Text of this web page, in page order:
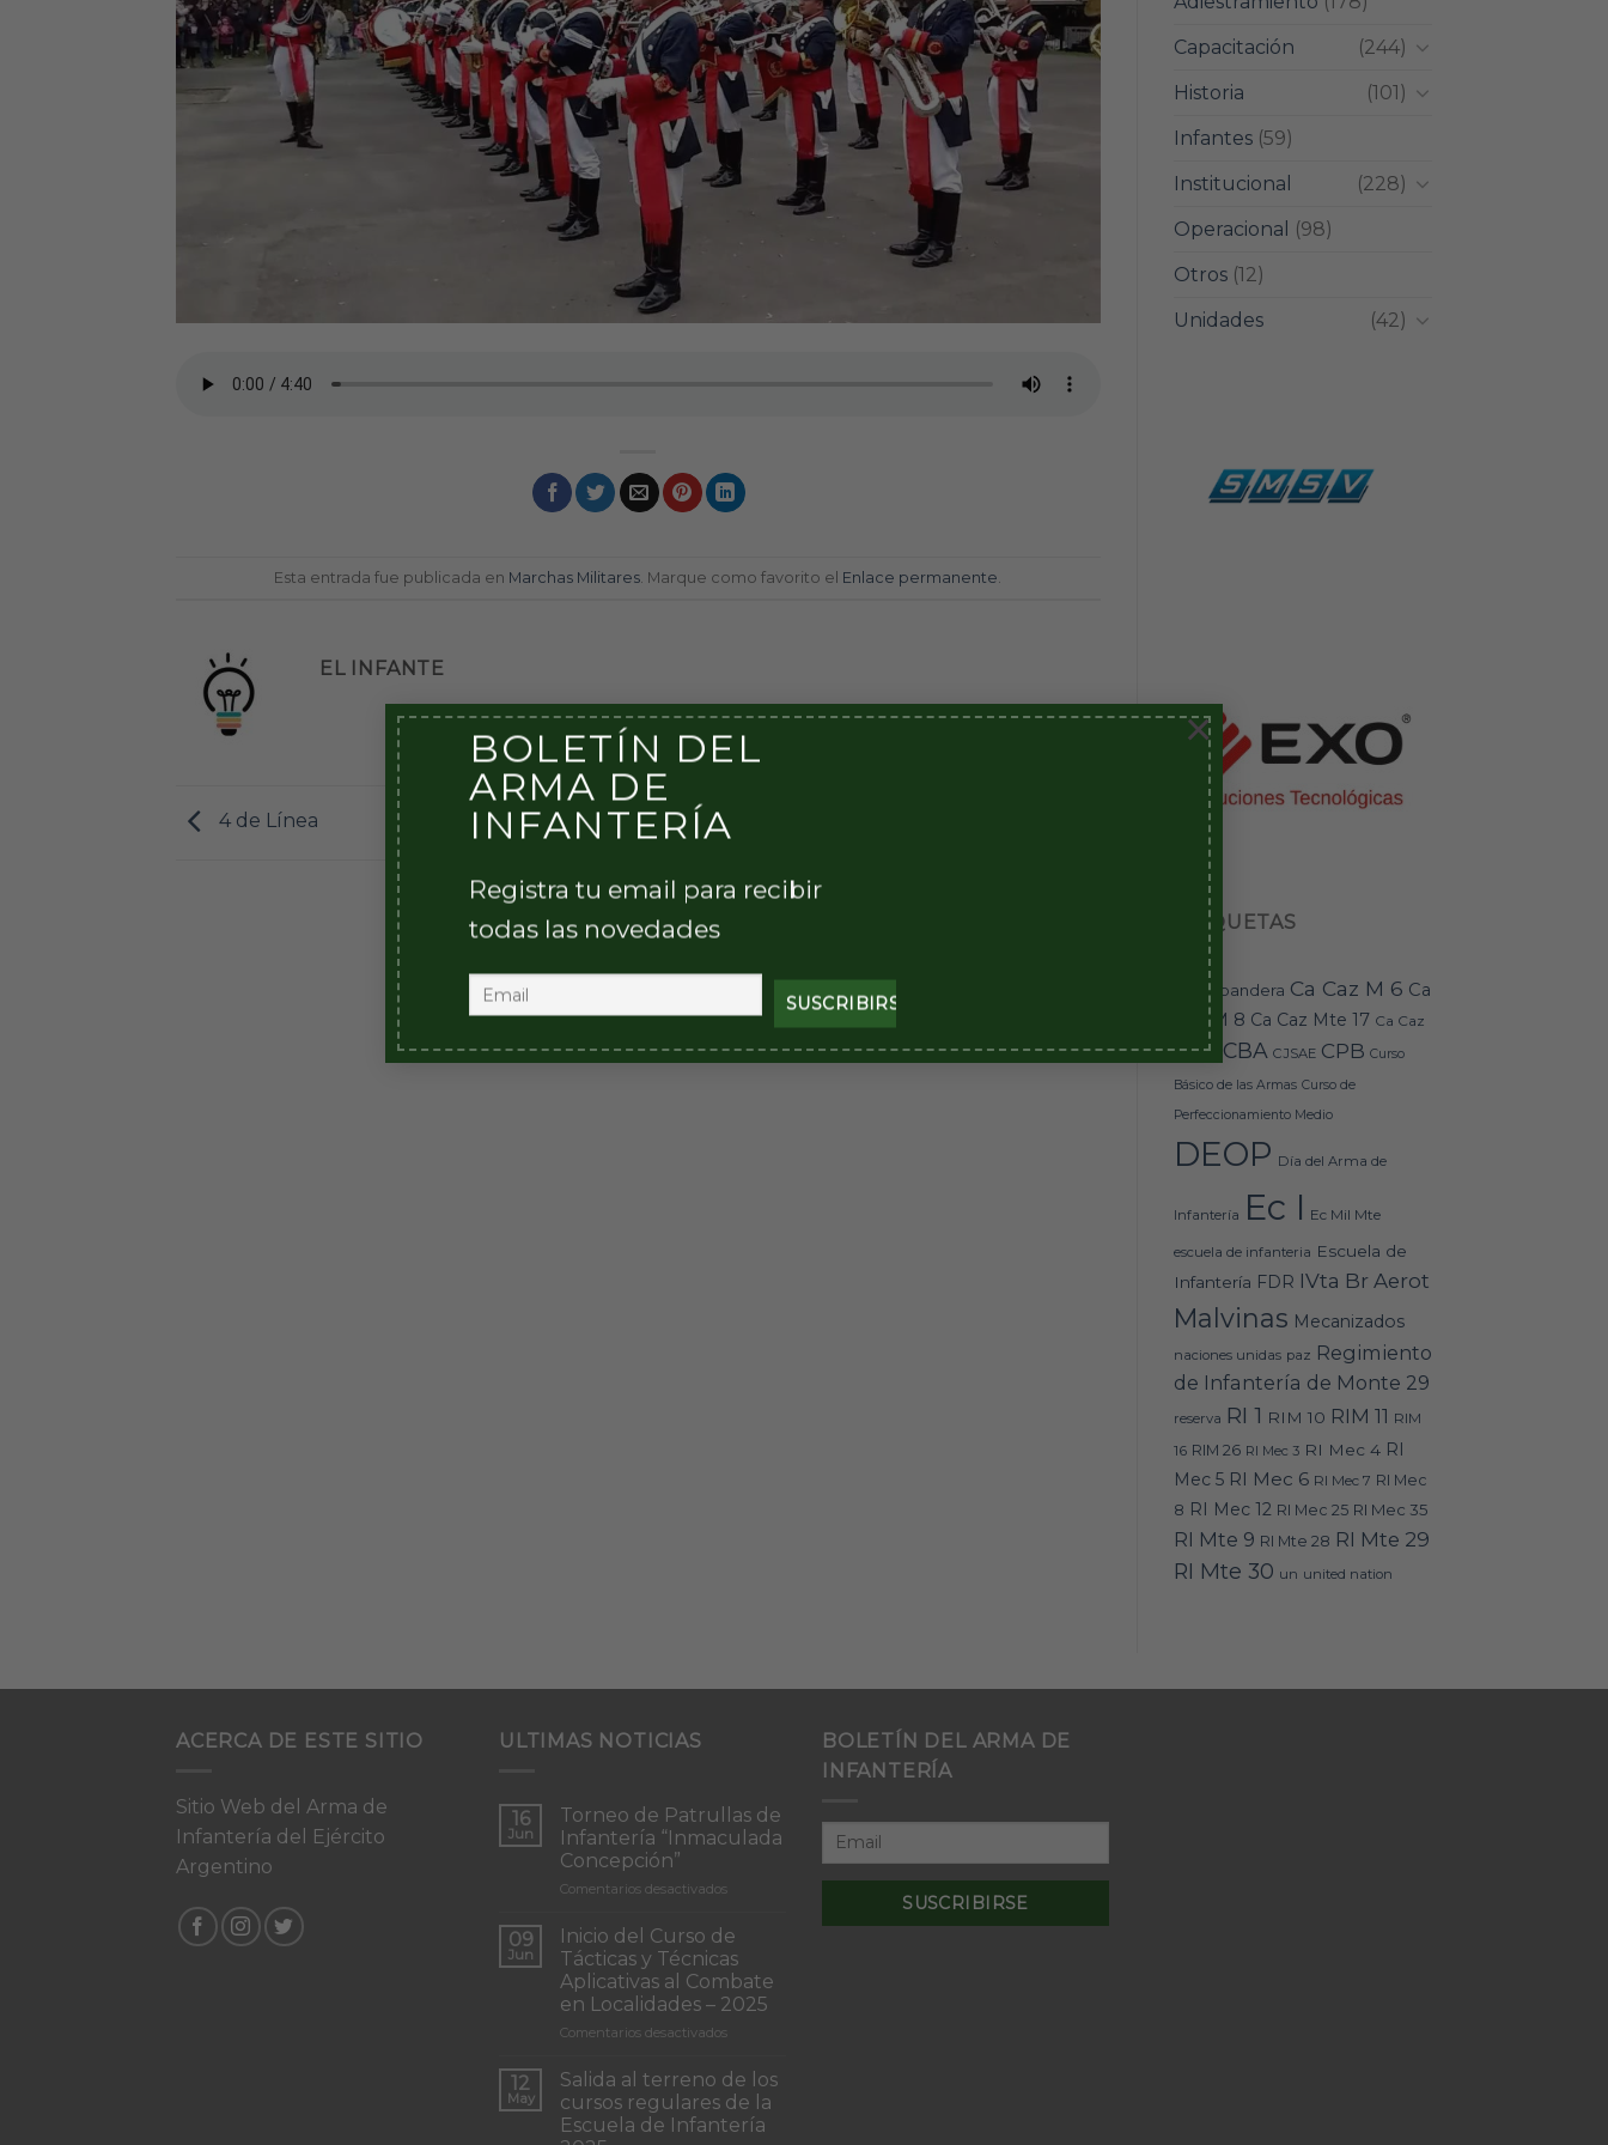
BOLETÍN DEL
ARMA DE
INFANTERÍA
Registra tu email para recibir
todas las novedades
×
Esta entrada fue publicada en Marchas Militares . Marque como favorito el Enlace permanente
EL INFANTE
4 de Línea
Capacitación
(244)
Historia
(101)
Infantes(59)
Institucional
(228)
Operacional
(98)
Otros(12)
Unidades
(42)
ETIQUETAS
BAI-11 bandera Ca Caz M 6 Ca
Caz M 8 Ca Caz Mte 17 Ca Caz
Mte 18
CBA CJSAE CPB Curso
Básico de las Armas Curso de
Perfeccionamiento Medio
DEOP Día del Arma de
Infantería Ec I Ec Mil Mte
escuela de infanteria Escuela de
Infantería FDR IVta Br Aerot
Malvinas Mecanizados
naciones unidas paz Regimiento
de Infantería de Monte 29
reserva RI 1 RIM 10 RIM 11 RIM
16 RIM 26 RI Mec 3 RI Mec 4 RI
Mec 5 RI Mec 6 RI Mec 7 RI Mec
8 RI Mec 12 RI Mec 25 RI Mec 35
RI Mte 9 RI Mte 28 RI Mte 29
RI Mte 30 un united nation
ACERCA DE ESTE SITIO
Sitio Web del Arma de
Infantería del Ejército
Argentino
ULTIMAS NOTICIAS
16
Jun
Torneo de Patrullas de
Infantería “Inmaculada
Concepción”
Comentarios desactivadosen
de
Patrullas
de
Infantería
“Inmaculada
09
Jun
Inicio del Curso de
Tácticas y Técnicas
Aplicativas al Combate
en Localidades – 2025
Comentarios desactivadosen
del
Curso
de
Tácticas
12
May
Salida al terreno de los
cursos regulares de la
Escuela de Infantería
BOLETÍN DEL ARMA DE
INFANTERÍA